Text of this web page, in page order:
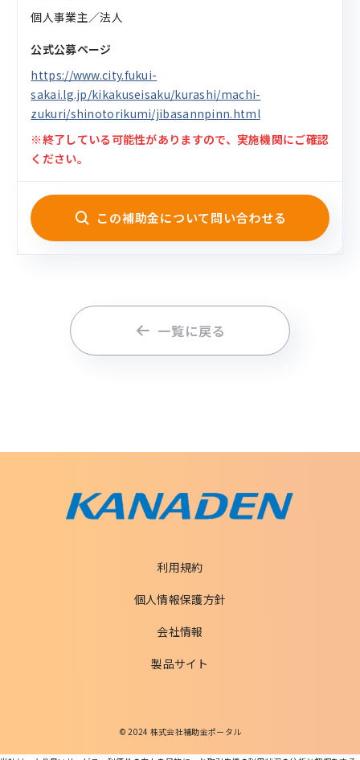
個人事業主／法人
公式公募ページ
https://www.city.fukui-
sakai.lg.jp/kikakuseisaku/kurashi/machi-
zukuri/shinotorikumi/jibasannpinn.html
※終了している可能性がありますので、実施機関にご確認
ください。
この補助金について問い合わせる
一覧に戻る
利用規約
個人情報保護方針
会社情報
製品サイト
© 2024 株式会社補助金ポータル